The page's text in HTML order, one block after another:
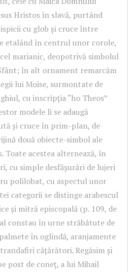
Hristos în slavă, purtând
cu glob și cruce între
etalând în centrul unor corole,
marianic, deopotrivă simbolul
în alt ornament remarcăm
lui Moise, surmontate de
cu inscripția “ho Theos”
modele li se adaugă
și cruce în prim-plan, de
două obiecte-simbol ale
acestea alternează, în
cu simple desfășurări de lujeri
polilobat, cu aspectul unor
categorii se distinge arabescul
și mitră episcopală (p. 109, de
constau în urne străbătute de
în oglindă, aranjamente
cățărători. Regăsim și
post de coneț, a lui Mihail